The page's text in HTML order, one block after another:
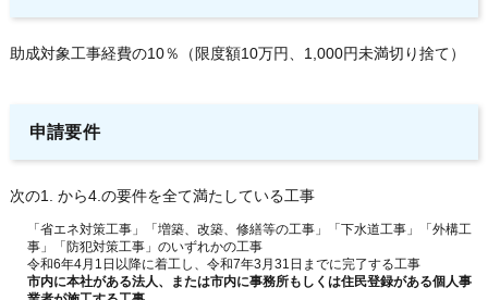
助成対象工事経費の10％（限度額10万円、1,000円未満切り捨て）
申請要件
次の1. から4.の要件を全て満たしている工事
「省エネ対策工事」「増築、改築、修繕等の工事」「下水道工事」「外構工
事」「防犯対策工事」のいずれかの工事
令和6年4月1日以降に着工し、令和7年3月31日までに完了する工事
市内に本社がある法人、または市内に事務所もしくは住民登録がある個人事